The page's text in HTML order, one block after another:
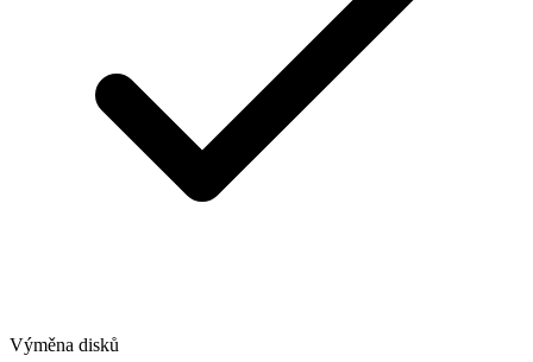
Výměna disků